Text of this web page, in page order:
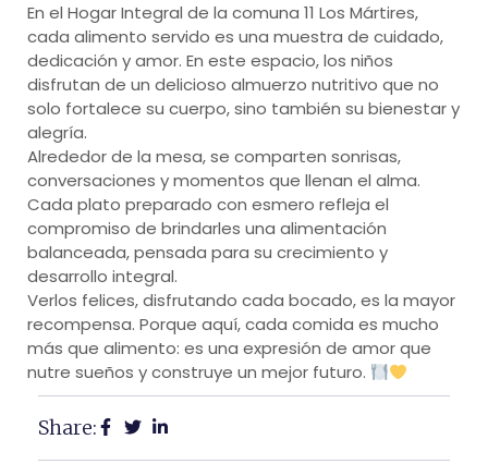
En el Hogar Integral de la comuna 11 Los Mártires,
cada alimento servido es una muestra de cuidado,
dedicación y amor. En este espacio, los niños
disfrutan de un delicioso almuerzo nutritivo que no
solo fortalece su cuerpo, sino también su bienestar y
alegría.
Alrededor de la mesa, se comparten sonrisas,
conversaciones y momentos que llenan el alma.
Cada plato preparado con esmero refleja el
compromiso de brindarles una alimentación
balanceada, pensada para su crecimiento y
desarrollo integral.
Verlos felices, disfrutando cada bocado, es la mayor
recompensa. Porque aquí, cada comida es mucho
más que alimento: es una expresión de amor que
nutre sueños y construye un mejor futuro.
Share: